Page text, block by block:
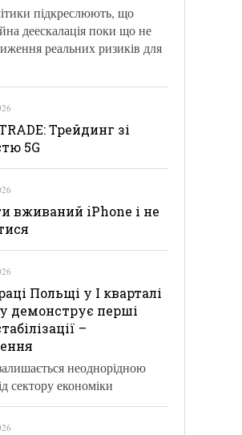
підкреслюють, що
деескалація поки що не
реальних ризиків для
Трейдинг зі
5G
вживаний iPhone і не
Польщі у І кварталі
демонструє перші
–
неоднорідною
сектору економіки